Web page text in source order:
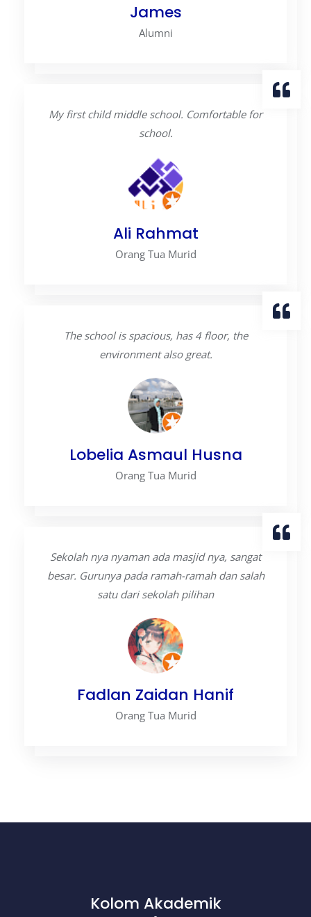
James
Alumni
My first child middle school. Comfortable for
school.
Ali Rahmat
Orang Tua Murid
The school is spacious, has 4 floor, the
environment also great.
Lobelia Asmaul Husna
Orang Tua Murid
Sekolah nya nyaman ada masjid nya, sangat
besar. Gurunya pada ramah-ramah dan salah
satu dari sekolah pilihan
Fadlan Zaidan Hanif
Orang Tua Murid
Kolom Akademik